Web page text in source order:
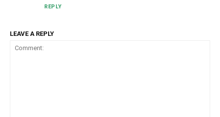
REPLY
LEAVE A REPLY